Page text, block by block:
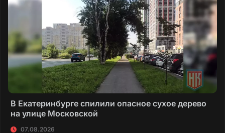
В Екатеринбурге спилили опасное сухое дерево
на улице Московской
07.08.2026